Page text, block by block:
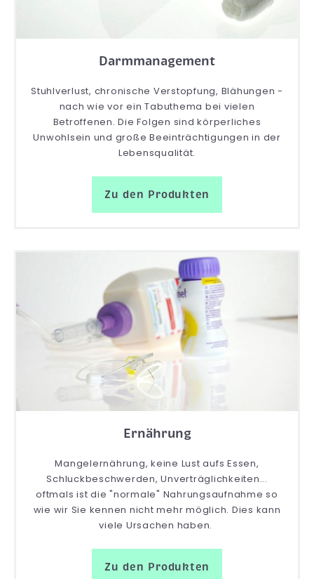
Darmmanagement
Stuhlverlust, chronische Verstopfung, Blähungen -
nach wie vor ein Tabuthema bei vielen
Betroffenen. Die Folgen sind körperliches
Unwohlsein und große Beeinträchtigungen in der
Lebensqualität.
Zu den Produkten
Ernährung
Mangelernährung, keine Lust aufs Essen,
Schluckbeschwerden, Unverträglichkeiten...
oftmals ist die "normale" Nahrungsaufnahme so
wie wir Sie kennen nicht mehr möglich. Dies kann
viele Ursachen haben.
Zu den Produkten